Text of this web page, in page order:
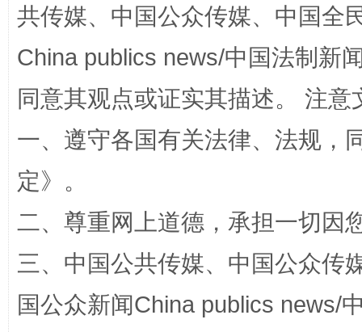
解纷+调解+退费，一次搞定
共传媒、中国公众传媒、中国全
China publics news/中国法制新
同意其观点或证实其描述。 注
一、遵守各国有关法律、法规，
定》。
二、尊重网上道德，承担一切因
三、中国公共传媒、中国公众传
国公众新闻China publics news/